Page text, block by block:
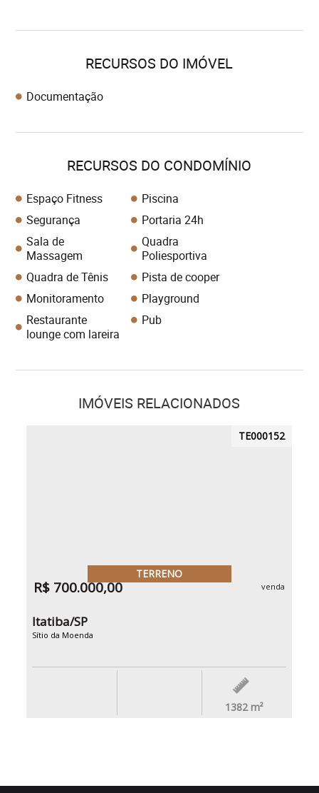
RECURSOS DO IMÓVEL
Documentação
RECURSOS DO CONDOMÍNIO
Espaço Fitness
Piscina
Segurança
Portaria 24h
Sala de
Massagem
Quadra
Poliesportiva
Quadra de Tênis
Pista de cooper
Monitoramento
Playground
Restaurante
lounge com lareira
Pub
IMÓVEIS RELACIONADOS
TE000152
TERRENO
R$ 700.000,00 venda
Itatiba/SP
Sítio da Moenda
1382 m²